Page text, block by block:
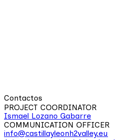
Contactos
PROJECT COORDINATOR
Ismael Lozano Gabarre
COMMUNICATION OFFICER
info@castillayleonh2valley.eu